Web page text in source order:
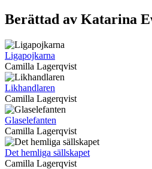
Berättad av Katarina
Ligapojkarna
Camilla Lagerqvist
Likhandlaren
Camilla Lagerqvist
Glaselefanten
Camilla Lagerqvist
Det hemliga sällskapet
Camilla Lagerqvist